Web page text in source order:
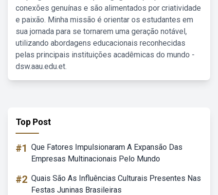
conexões genuínas e são alimentados por criatividade
e paixão. Minha missão é orientar os estudantes em
sua jornada para se tornarem uma geração notável,
utilizando abordagens educacionais reconhecidas
pelas principais instituições acadêmicas do mundo -
dsw.aau.edu.et.
Top Post
#1 Que Fatores Impulsionaram A Expansão Das
Empresas Multinacionais Pelo Mundo
#2 Quais São As Influências Culturais Presentes Nas
Festas Juninas Brasileiras